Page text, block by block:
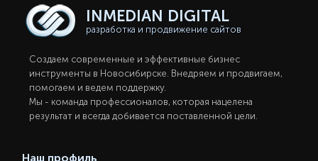
INMEDIAN DIGITAL
разработка и продвижение сайтов
Создаем современные и эффективные бизнес
инструменты в Новосибирcке. Внедряем и продвигаем,
помогаем и ведем поддержку.
Мы - команда профессионалов, которая нацелена
результат и всегда добивается поставленной цели.
Наш профиль